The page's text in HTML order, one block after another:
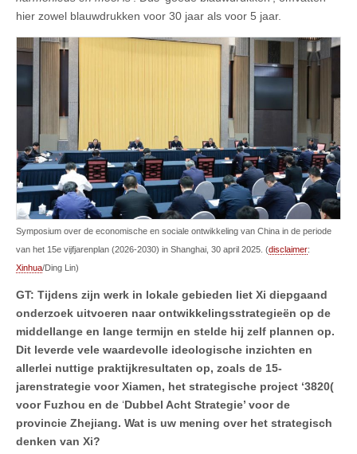
hier zowel blauwdrukken voor 30 jaar als voor 5 jaar.
Symposium over de economische en sociale ontwikkeling van China in de periode
van het 15e vijfjarenplan (2026-2030) in Shanghai, 30 april 2025. (disclaimer:
Xinhua/Ding Lin)
GT: Tijdens zijn werk in lokale gebieden liet Xi diepgaand
onderzoek uitvoeren naar ontwikkelingsstrategieën op de
middellange en lange termijn en stelde hij zelf plannen op.
Dit leverde vele waardevolle ideologische inzichten en
allerlei nuttige praktijkresultaten op, zoals de 15-
jarenstrategie voor Xiamen, het strategische project ‘3820(
voor Fuzhou en de ‘Dubbel Acht Strategie’ voor de
provincie Zhejiang. Wat is uw mening over het strategisch
denken van Xi?